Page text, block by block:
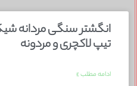
تیپ لاکچری و مردونه
ادامه مطلب »